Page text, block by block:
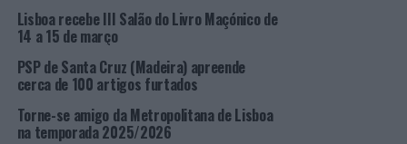
arma de fogo (pistola);
O detido recolheu às salas de detenção do COMETLIS,
para apresentação a primeiro interrogatório judicial,
sendo aplicada a medida de coação de apresentações
semanais.
Lisboa recebe III Salão do Livro Maçónico de
14 a 15 de março
PSP de Santa Cruz (Madeira) apreende
cerca de 100 artigos furtados
Torne-se amigo da Metropolitana de Lisboa
na temporada 2025/2026